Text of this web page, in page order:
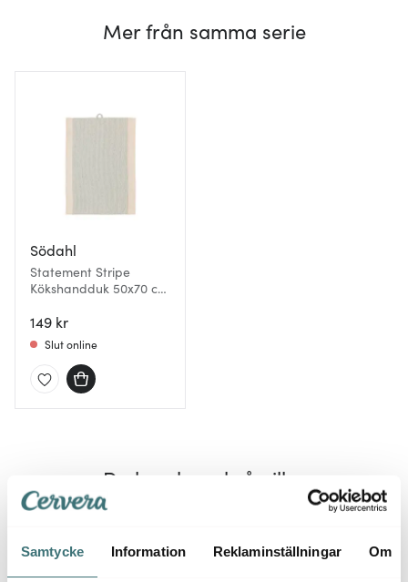
Samtycke Information Reklaminställningar Om
Mer från samma serie
Södahl
Statement Stripe
Kökshandduk 50x70 cm
149 kr
Slut online
Du kanske också gillar